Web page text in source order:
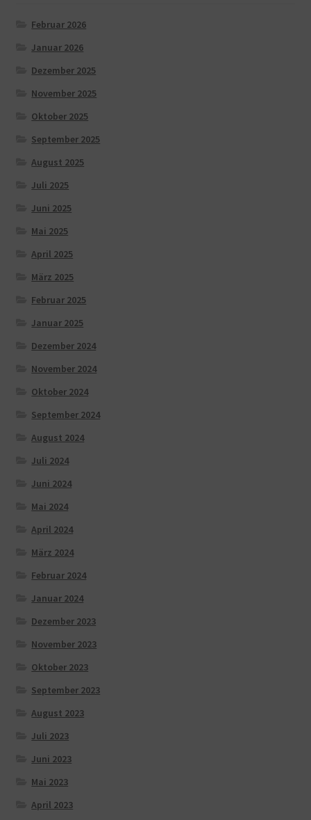
Februar 2026
Januar 2026
Dezember 2025
November 2025
Oktober 2025
September 2025
August 2025
Juli 2025
Juni 2025
Mai 2025
April 2025
März 2025
Februar 2025
Januar 2025
Dezember 2024
November 2024
Oktober 2024
September 2024
August 2024
Juli 2024
Juni 2024
Mai 2024
April 2024
März 2024
Februar 2024
Januar 2024
Dezember 2023
November 2023
Oktober 2023
September 2023
August 2023
Juli 2023
Juni 2023
Mai 2023
April 2023